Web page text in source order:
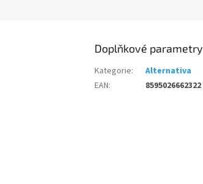
Doplňkové parametry
Kategorie:
Alternativa
EAN: 8595026662322